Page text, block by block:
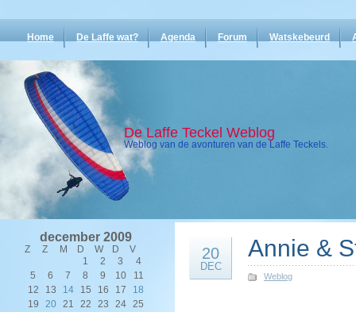
Home De Laffe wat? Agenda Forum Watskebeurd
De Laffe Teckel Weblog
Weblog van de avonturen van de Laffe Teckels.
december 2009
Z Z M D W D
V
1
2 3
4
5
6 7 8 9 10
11
12
13 14 15 16 17
18
19
20 21 22 23 24
25
20
DEC
Annie &
Weblog